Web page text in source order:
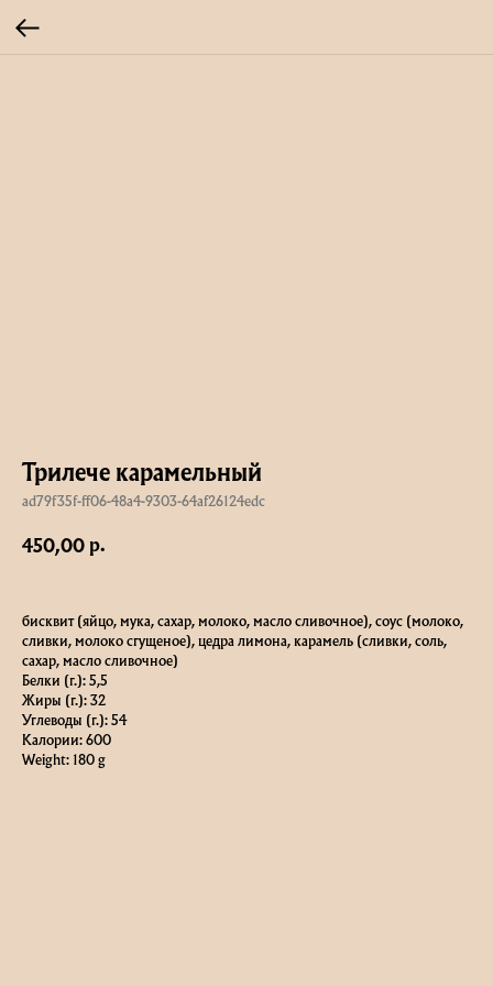
Трилече карамельный
ad79f35f-ff06-48a4-9303-64af26124edc
450,00 р.
бисквит (яйцо, мука, сахар, молоко, масло сливочное), соус (молоко,
сливки, молоко сгущеное), цедра лимона, карамель (сливки, соль,
сахар, масло сливочное)
Белки (г.): 5,5
Жиры (г.): 32
Углеводы (г.): 54
Калории: 600
Weight: 180 g